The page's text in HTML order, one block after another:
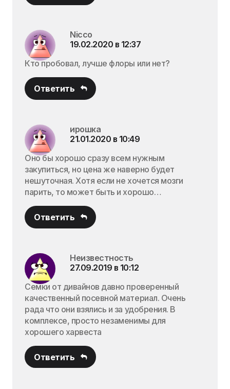
Nicco
19.02.2020 в 12:37
Кто пробовал, лучше флоры или нет?
Ответить
ирошка
21.01.2020 в 10:49
Оно бы хорошо сразу всем нужным
закупиться, но цена же наверно будет
нешуточная. Хотя если не хочется мозги
парить, то может быть и хорошо…
Ответить
Неизвестность
27.09.2019 в 10:12
Семки от дивайнов давно проверенный
качественный посевной материал. Очень
рада что они взялись и за удобрения. В
комплексе, просто незаменимы для
хорошего харвеста
Ответить